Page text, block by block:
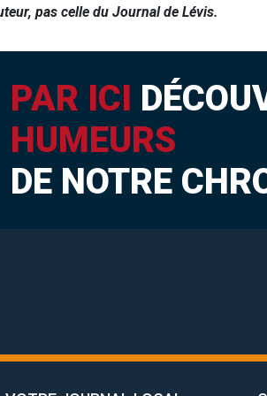
pas celle du Journal de Lévis.
PAR ICI
HUMEURS
DE NOTRE